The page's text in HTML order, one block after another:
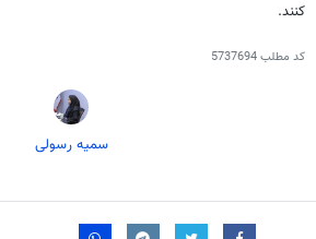
کنند.
کد مطلب5737694
سمیه رسولی